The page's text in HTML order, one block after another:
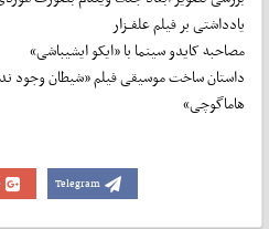
یادداشتی بر فیلم علفــزار
مصاحبه کایدو سینما با «ایکو ایشیباشی»
داستان ساخت موسیقی فیلم «شیطان وجود
هاماگوچی»
Telegram